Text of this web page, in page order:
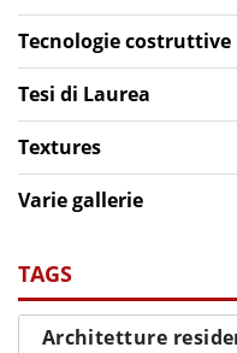
Tecnologie costruttive
Tesi di Laurea
Textures
Varie gallerie
TAGS
Architetture